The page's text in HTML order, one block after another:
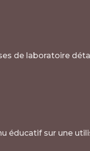
de laboratoire
éducatif sur une